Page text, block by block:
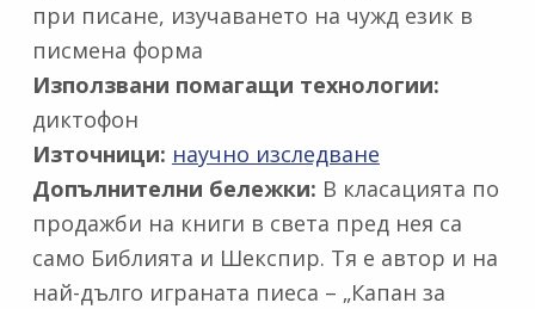
при писане, изучаването на чужд език в
писмена форма
Използвани помагащи технологии:
диктофон
Източници: научно изследване
Допълнителни бележки: В класацията по
продажби на книги в света пред нея са
само Библията и Шекспир. Тя е автор и на
най-дълго играната пиеса – „Капан за